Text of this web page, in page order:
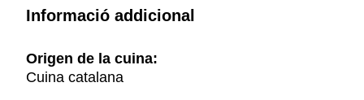
Informació addicional
Origen de la cuina:
Cuina catalana